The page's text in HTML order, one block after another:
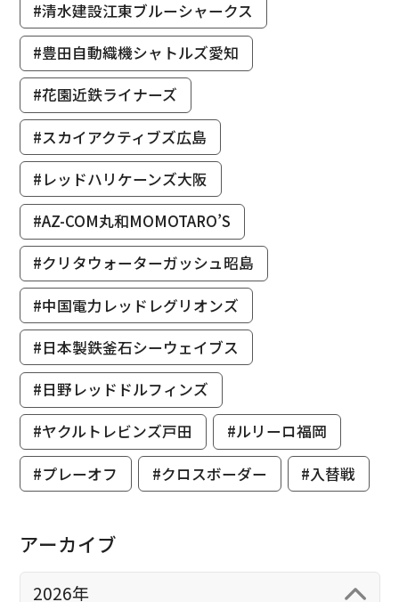
#清水建設江東ブルーシャークス
#豊田自動織機シャトルズ愛知
#花園近鉄ライナーズ
#スカイアクティブズ広島
#レッドハリケーンズ大阪
#AZ-COM丸和MOMOTARO’S
#クリタウォーターガッシュ昭島
#中国電力レッドレグリオンズ
#日本製鉄釜石シーウェイブス
#日野レッドドルフィンズ
#ヤクルトレビンズ戸田
#ルリーロ福岡
#プレーオフ
#クロスボーダー #入替戦
アーカイブ
2026年